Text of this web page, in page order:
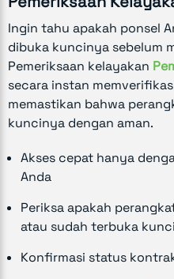
Ingin tahu apakah ponsel
dibuka kuncinya sebelum
Pemeriksaan kelayakan
secara instan
memastikan bahwa
kuncinya dengan aman.
Akses cepat hanya
Anda
Periksa apakah
atau sudah terbuka kunci
Konfirmasi status